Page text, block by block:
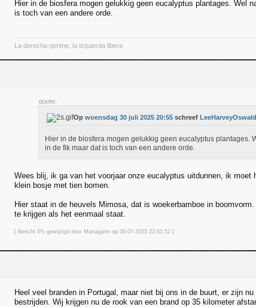
Hier in de biosfera mogen gelukkig geen eucalyptus plantages. Wel
is toch van een andere orde.
La derecha oprime, la izquierda libera
quote:
Op woensdag 30 juli 2025 20:55 schreef LeeHarveyOswald
Hier in de biosfera mogen gelukkig geen eucalyptus plantages.
in de fik maar dat is toch van een andere orde.
Wees blij, ik ga van het voorjaar onze eucalyptus uitdunnen, ik
klein bosje met tien bomen.
Hier staat in de heuvels Mimosa, dat is woekerbamboe in
te krijgen als het eenmaal staat.
[ Bericht 0% gewijzigd door Managarm op 30-07-2025 22:01:52 ]
Heel veel branden in Portugal, maar niet bij ons in de buurt, er zijn
bestrijden. Wij krijgen nu de rook van een brand op 35 kilometer